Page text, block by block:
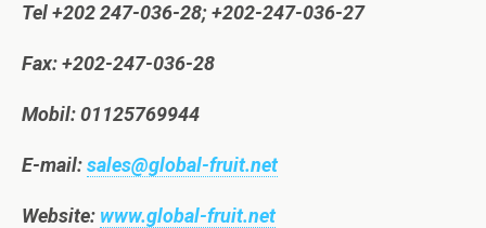
Tel +202 247-036-28; +202-247-036-27
Fax: +202-247-036-28
Mobil: 01125769944
E-mail:sales@global-fruit.net
Website: www.global-fruit.net